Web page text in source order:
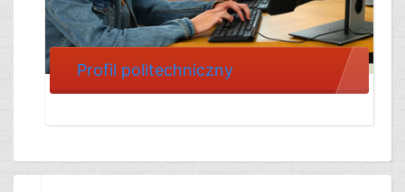
Profil politechniczny